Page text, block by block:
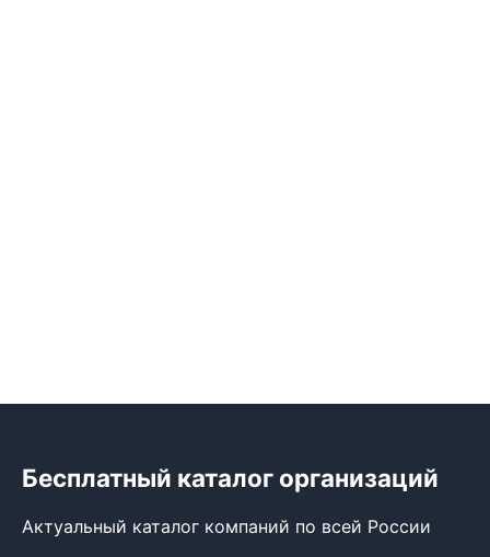
Бесплатный каталог организаций
Актуальный каталог компаний по всей России